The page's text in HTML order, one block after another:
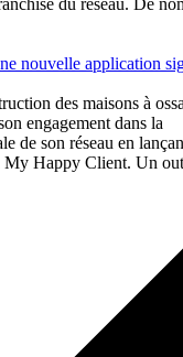
nouvelle application
des maisons à
engagement dans la
de son réseau en
My Happy Client. Un